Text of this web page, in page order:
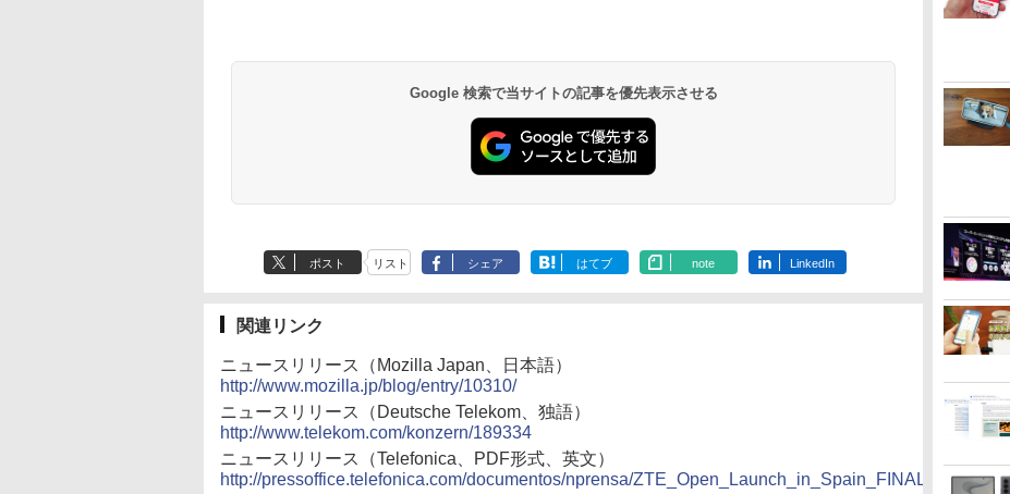
Google 検索で当サイトの記事を優先表示させる
ポスト リスト シェア はてブ note LinkedIn
関連リンク
ニュースリリース（Mozilla Japan、日本語）
http://www.mozilla.jp/blog/entry/10310/
ニュースリリース（Deutsche Telekom、独語）
http://www.telekom.com/konzern/189334
ニュースリリース（Telefonica、PDF形式、英文）
http://pressoffice.telefonica.com/documentos/nprensa/ZTE_Open_Launch_in_Spain_FINAL.pdf